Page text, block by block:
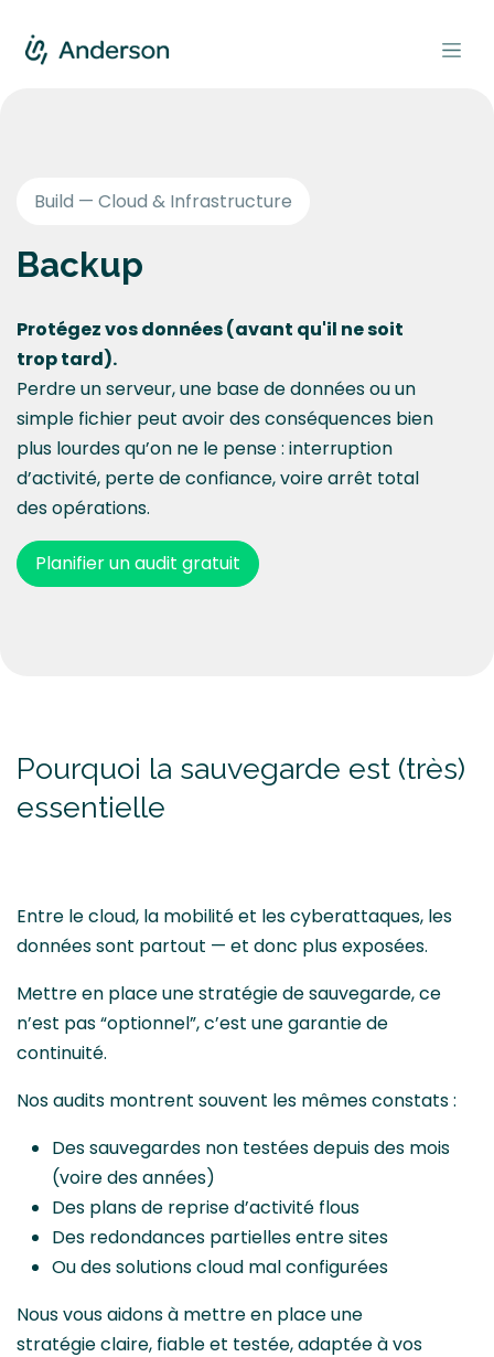
Build — Cloud & Infrastructure
Backup
Protégez vos données (avant qu'il ne soit
trop tard).
Perdre un serveur, une base de données ou un
simple fichier peut avoir des conséquences bien
plus lourdes qu’on ne le pense : interruption
d’activité, perte de confiance, voire arrêt total
des opérations.
Planifier un audit gratuit
Pourquoi la sauvegarde est (très)
essentielle
Entre le cloud, la mobilité et les cyberattaques, les
données sont partout — et donc plus exposées.
Mettre en place une stratégie de sauvegarde, ce
n’est pas “optionnel”, c’est une garantie de
continuité.
Nos audits montrent souvent les mêmes constats :
Des sauvegardes non testées depuis des mois
(voire des années)
Des plans de reprise d’activité flous
Des redondances partielles entre sites
Ou des solutions cloud mal configurées
Nous vous aidons à mettre en place une
stratégie claire, fiable et testée, adaptée à vos